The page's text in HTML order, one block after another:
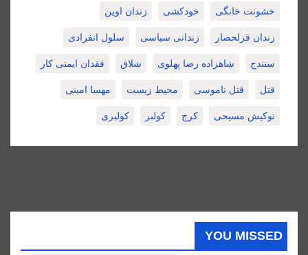
خشونت خانگی خودکشی زندان اوین
زندان قزلحصار زندانی سیاسی سلول انفرادی
سنندج شاهزاده رضا پهلوی شلاق فقدان ایمنی کار
قتل قتل ناموسی محیط زیست مهسا امینی
نوکیش مسیحی کرج کولبر کولبری
YOU MISSED